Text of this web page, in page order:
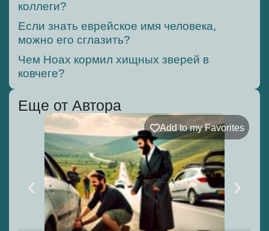
коллеги?
Если знать еврейское имя человека,
можно его сглазить?
Чем Ноах кормил хищных зверей в
ковчеге?
Еще от Автора
Add to my Favorites